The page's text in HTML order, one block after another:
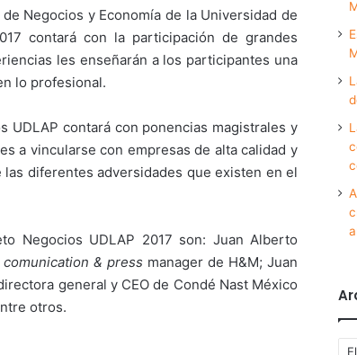
Negocios y Economía de la Universidad de
contará con la participación de grandes
les enseñarán a los participantes una
lo profesional.
UDLAP contará con ponencias magistrales y
a vincularse con empresas de alta calidad y
diferentes adversidades que existen en el
Negocios UDLAP 2017 son: Juan Alberto
comunication & press manager de H&M; Juan
general y CEO de Condé Nast México
otros.